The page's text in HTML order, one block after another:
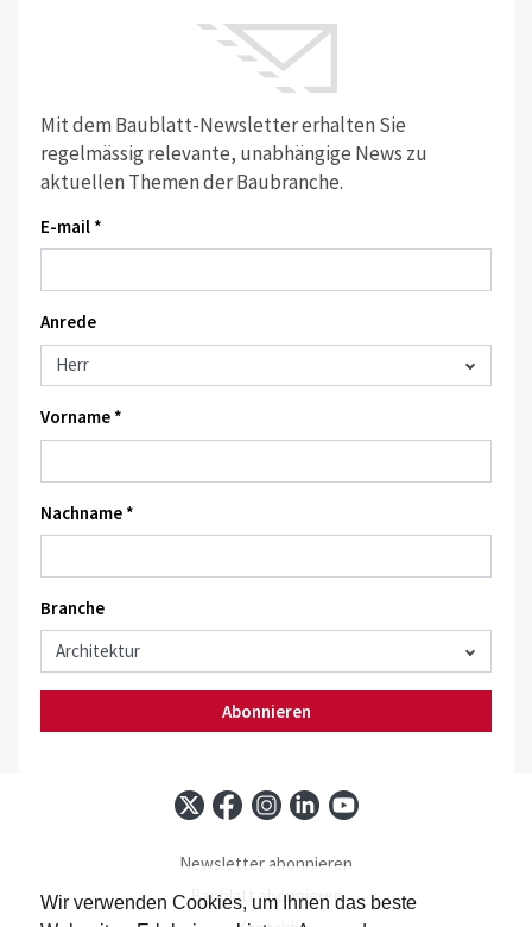
Wir verwenden Cookies, um Ihnen das beste
Mit dem Baublatt-Newsletter erhalten Sie
regelmässig relevante, unabhängige News zu
aktuellen Themen der Baubranche.
E-mail *
Anrede
Vorname *
Nachname *
Branche
Abonnieren
Newsletter abonnieren
Baublatt abonnieren